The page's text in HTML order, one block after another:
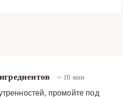
~ 10 мин
промойте под